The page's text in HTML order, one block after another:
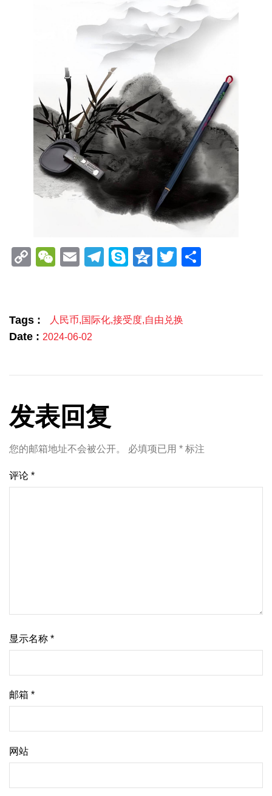
CopyWeChat
EmailTelegram
SkypeQzoneTwitter
Tags : 人民币,国际化,接受度,自由兑换
Date : 2024-06-02
发表回复
您的邮箱地址不会被公开。 必填项已用 * 标注
评论 *
显示名称 *
邮箱 *
网站